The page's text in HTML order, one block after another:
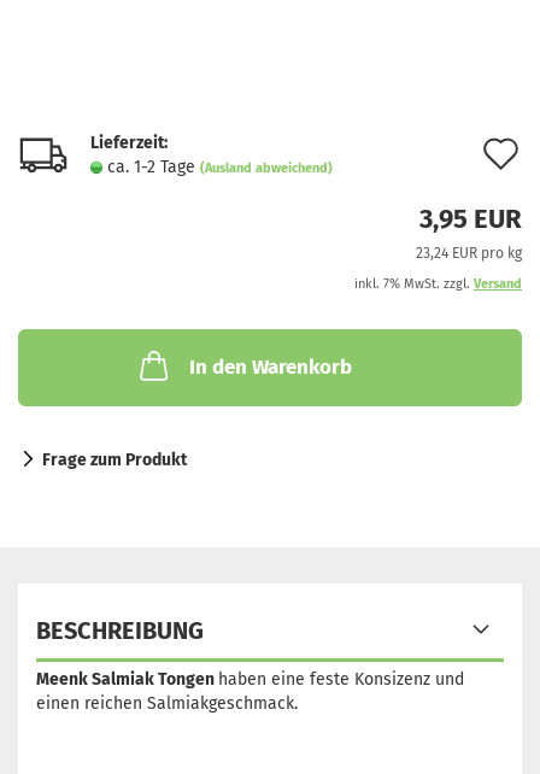
Lieferzeit:
ca. 1-2 Tage (Ausland abweichend)
3,95 EUR
23,24 EUR pro kg
inkl. 7% MwSt. zzgl. Versand
In den Warenkorb
Frage zum Produkt
BESCHREIBUNG
Meenk Salmiak Tongen haben eine feste Konsizenz und
einen reichen Salmiakgeschmack.